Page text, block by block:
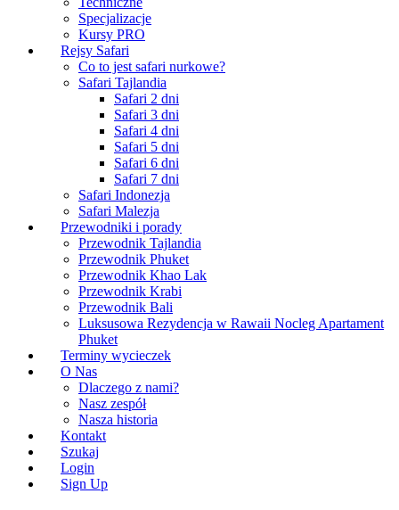
Specjalizacje
Kursy PRO
Rejsy Safari
Co to jest safari nurkowe?
Safari Tajlandia
Safari 2 dni
Safari 3 dni
Safari 4 dni
Safari 5 dni
Safari 6 dni
Safari 7 dni
Safari Indonezja
Safari Malezja
Przewodniki i porady
Przewodnik Tajlandia
Przewodnik Phuket
Przewodnik Khao Lak
Przewodnik Krabi
Przewodnik Bali
Luksusowa Rezydencja w Rawaii Nocleg Apartament
Phuket
Terminy wycieczek
O Nas
Dlaczego z nami?
Nasz zespół
Nasza historia
Kontakt
Szukaj
Login
Sign Up